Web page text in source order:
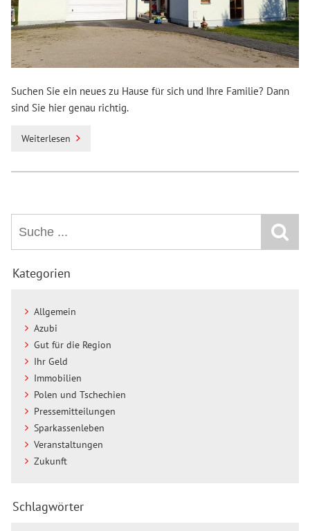
Suchen Sie ein neues zu Hause für sich und Ihre Familie? Dann
sind Sie hier genau richtig.
Weiterlesen
Kategorien
Allgemein
Azubi
Gut für die Region
Ihr Geld
Immobilien
Polen und Tschechien
Pressemitteilungen
Sparkassenleben
Veranstaltungen
Zukunft
Schlagwörter